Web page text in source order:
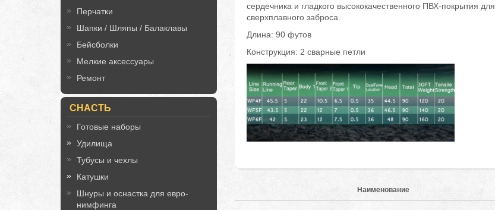
Перчатки
Шапки / Шляпы / Балаклавы
Бейсболки
Мелкие аксессуары
Ремонт
СНАСТЬ
Готовые наборы
Удилища
Тубусы и чехлы
Катушки
Шнуры и оснастка для евро-
нимфинга
сердечника и гладкого высококачественного ПВХ-покрытия для
сверхплавного заброса.
Длина: 90 футов
Конструкция: 2 сварные петли
Наименование